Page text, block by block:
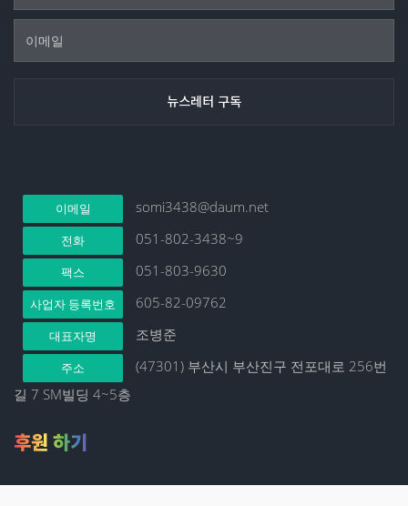
이메일 somi3438@daum.net
전화 051-802-3438~9
팩스 051-803-9630
사업자 등록번호 605-82-09762
대표자명 조병준
주소
(47301) 부산시 부산진구 전포대로 256번
길 7 SM빌딩 4~5층
후원 하기